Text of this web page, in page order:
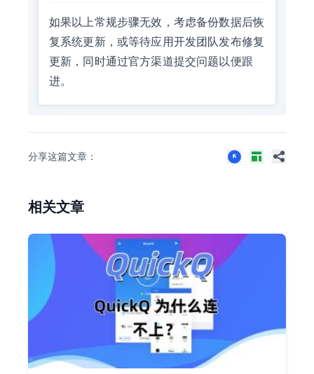
如果以上常规步骤无效，考虑备份数据后恢
复系统更新，或等待应用开发团队发布修复
更新，同时通过官方渠道提交问题以便跟
进。
分享这篇文章：
相关文章